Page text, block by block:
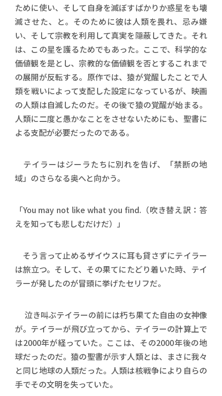
ために使い、そして自身を滅ぼすばかりか惑星をも壊
滅させた、と。そのために彼は人類を畏れ、忌み嫌
い、そして宗教を利用して真実を隠蔽してきた。それ
は、この星を護るためでもあった。ここで、科学的な
価値観を是とし、宗教的な価値観を否とするこれまで
の展開が反転する。原作では、猿が覚醒したことで人
類を戦いによって支配した設定になっているが、映画
の人類は自滅したのだ。その後で猿の覚醒が始まる。
人類に二度と愚かなことをさせないためにも、聖書に
よる支配が必要だったのである。
テイラーはジーラたちに別れを告げ、「禁断の地
域」のさらなる奥へと向かう。
「You may not like what you find.（吹き替え訳：答
えを知っても悲しむだけだ）」
そう言って止めるザイウスに耳も貸さずにテイラー
は旅立つ。そして、その果てにたどり着いた時、テイ
ラーが発したのが冒頭に挙げたセリフだ。
泣き叫ぶテイラーの前には朽ち果てた自由の女神像
が。テイラーが飛び立ってから、テイラーの計算上で
は2000年が経っていた。ここは、その2000年後の地
球だったのだ。猿の聖書が示す人類とは、まさに我々
と同じ地球の人類だった。人類は核戦争により自らの
手でその文明を失っていた。